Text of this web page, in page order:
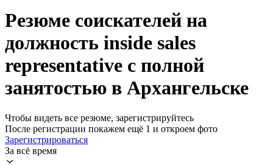
Резюме соискателей на
должность inside sales
representative с полной
занятостью в Архангельске
Чтобы видеть все резюме, зарегистрируйтесь
После регистрации покажем ещё 1 и откроем фото
Зарегистрироваться
За всё время